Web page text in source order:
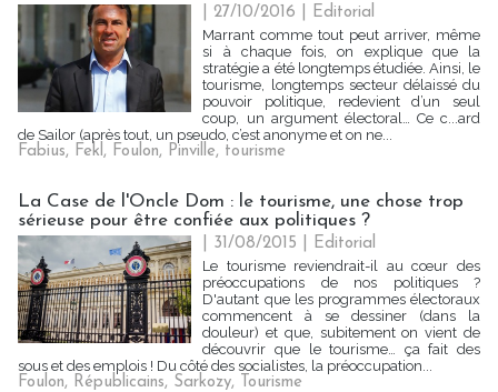
| 27/10/2016
Editorial
Marrant comme tout peut arriver, même
si à chaque fois, on explique que la
stratégie a été longtemps étudiée. Ainsi, le
tourisme, longtemps secteur délaissé du
pouvoir politique, redevient d’un seul
coup, un argument électoral… Ce c...ard
de Sailor (après tout, un pseudo, c’est anonyme et on ne...
Fabius, Fekl, Foulon, Pinville, tourisme
La Case de l'Oncle Dom : le tourisme, une chose trop
sérieuse pour être confiée aux politiques ?
| 31/08/2015
Editorial
Le tourisme reviendrait-il au cœur des
préoccupations de nos politiques ?
D'autant que les programmes électoraux
commencent à se dessiner (dans la
douleur) et que, subitement on vient de
découvrir que le tourisme… ça fait des
sous et des emplois ! Du côté des socialistes, la préoccupation...
Foulon, Républicains, Sarkozy, Tourisme